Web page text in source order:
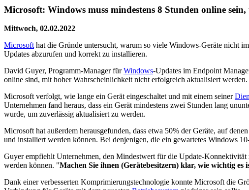
Microsoft: Windows muss mindestens 8 Stunden online
Mittwoch, 02.02.2022
Microsofthat die Gründe untersucht, warum so viele Windows-Geräte nicht
Updates abzurufen und korrekt zu installieren.
David Guyer, Programm-Manager fürWindows-Updates im Endpoint
online sind, mit hoher Wahrscheinlichkeit nicht erfolgreich aktualisiert werden.
Microsoft verfolgt, wie lange ein Gerät eingeschaltet und mit einem seiner
Unternehmen fand heraus, dass ein Gerät mindestens zwei Stunden lang
wurde, um zuverlässig aktualisiert zu werden.
Microsoft hat außerdem herausgefunden, dass etwa 50% der Geräte, auf
und installiert werden können. Bei denjenigen, die ein gewartetes Windows
Guyer empfiehlt Unternehmen, den Mindestwert für die Update-Konnektivität
werden können. "Machen Sie ihnen (Gerätebesitzern) klar, wie wichtig es
Dank einer verbesserten Komprimierungstechnologie konnte Microsoft die